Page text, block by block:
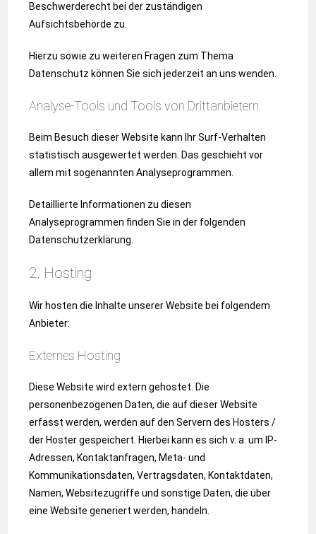
Beschwerderecht bei der zuständigen
Aufsichtsbehörde zu.
Hierzu sowie zu weiteren Fragen zum Thema
Datenschutz können Sie sich jederzeit an uns wenden.
Analyse-Tools und Tools von Dritt­anbietern
Beim Besuch dieser Website kann Ihr Surf-Verhalten
statistisch ausgewertet werden. Das geschieht vor
allem mit sogenannten Analyseprogrammen.
Detaillierte Informationen zu diesen
Analyseprogrammen finden Sie in der folgenden
Datenschutzerklärung.
2. Hosting
Wir hosten die Inhalte unserer Website bei folgendem
Anbieter:
Externes Hosting
Diese Website wird extern gehostet. Die
personenbezogenen Daten, die auf dieser Website
erfasst werden, werden auf den Servern des Hosters /
der Hoster gespeichert. Hierbei kann es sich v. a. um IP-
Adressen, Kontaktanfragen, Meta- und
Kommunikationsdaten, Vertragsdaten, Kontaktdaten,
Namen, Websitezugriffe und sonstige Daten, die über
eine Website generiert werden, handeln.